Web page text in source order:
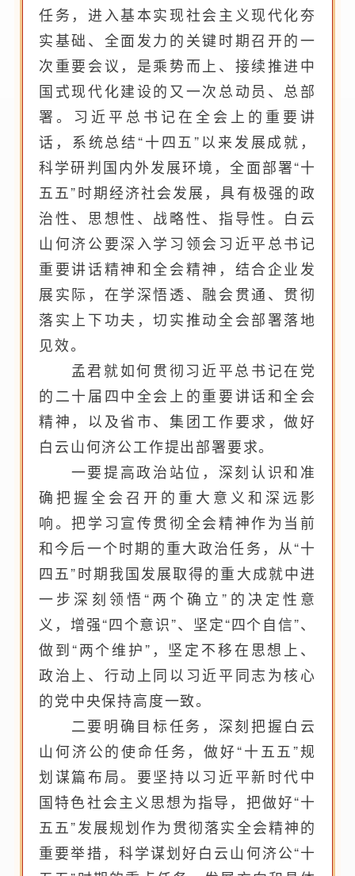
任务，进入基本实现社会主义现代化夯
实基础、全面发力的关键时期召开的一
次重要会议，是乘势而上、接续推进中
国式现代化建设的又一次总动员、总部
署。习近平总书记在全会上的重要讲
话，系统总结“十四五”以来发展成就，
科学研判国内外发展环境，全面部署“十
五五”时期经济社会发展，具有极强的政
治性、思想性、战略性、指导性。白云
山何济公要深入学习领会习近平总书记
重要讲话精神和全会精神，结合企业发
展实际，在学深悟透、融会贯通、贯彻
落实上下功夫，切实推动全会部署落地
见效。
孟君就如何贯彻习近平总书记在党
的二十届四中全会上的重要讲话和全会
精神，以及省市、集团工作要求，做好
白云山何济公工作提出部署要求。
一要提高政治站位，深刻认识和准
确把握全会召开的重大意义和深远影
响。把学习宣传贯彻全会精神作为当前
和今后一个时期的重大政治任务，从“十
四五”时期我国发展取得的重大成就中进
一步深刻领悟“两个确立”的决定性意
义，增强“四个意识”、坚定“四个自信”、
做到“两个维护”，坚定不移在思想上、
政治上、行动上同以习近平同志为核心
的党中央保持高度一致。
二要明确目标任务，深刻把握白云
山何济公的使命任务，做好“十五五”规
划谋篇布局。要坚持以习近平新时代中
国特色社会主义思想为指导，把做好“十
五五”发展规划作为贯彻落实全会精神的
重要举措，科学谋划好白云山何济公“十